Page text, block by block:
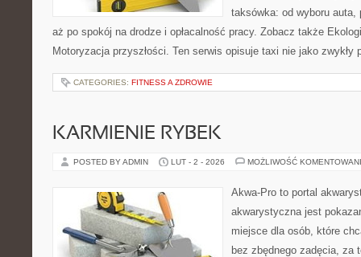
taksówka: od wyboru
aż po spokój na drodze i opłacalność pracy. Zobacz także
Motoryzacja przyszłości. Ten serwis opisuje taxi nie jako
CATEGORIES: FITNESS A ZDROWIE
KARMIENIE RYBEK
POSTED BY ADMIN LUT - 2 - 2026 MOŻLIWOŚĆ
Akwa-Pro to portal
akwarystyczna jest
miejsce dla osób, które
bez zbędnego zadęcia, za